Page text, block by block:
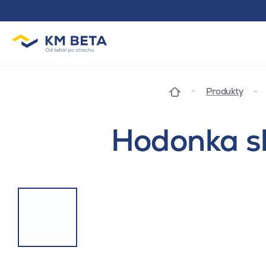
Produkty
Hodonka